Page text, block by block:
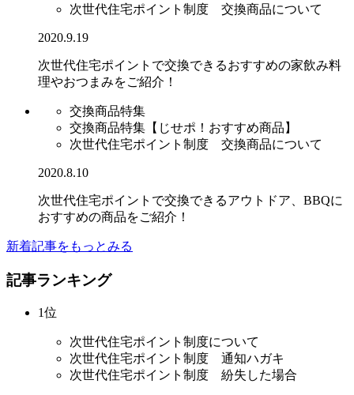
次世代住宅ポイント制度 交換商品について
2020.9.19
次世代住宅ポイントで交換できるおすすめの家飲み料
理やおつまみをご紹介！
交換商品特集
交換商品特集【じせポ！おすすめ商品】
次世代住宅ポイント制度 交換商品について
2020.8.10
次世代住宅ポイントで交換できるアウトドア、BBQに
おすすめの商品をご紹介！
新着記事をもっとみる
記事ランキング
1位
次世代住宅ポイント制度について
次世代住宅ポイント制度 通知ハガキ
次世代住宅ポイント制度 紛失した場合